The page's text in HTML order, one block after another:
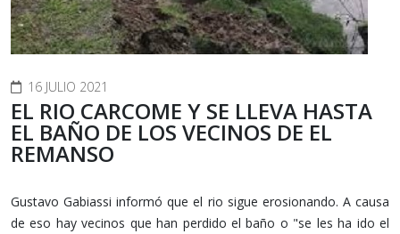
16 JULIO 2021
EL RIO CARCOME Y SE LLEVA HASTA
EL BAÑO DE LOS VECINOS DE EL
REMANSO
Gustavo Gabiassi informó que el rio sigue erosionando. A causa
de eso hay vecinos que han perdido el baño o "se les ha ido el